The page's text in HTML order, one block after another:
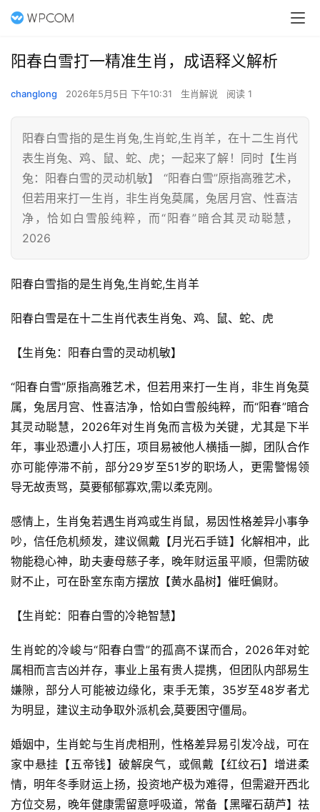
阳春白雪打一精准生肖，成语释义解析
changlong 2026年5月5日 下午10:31 生肖解说 阅读 1
阳春白雪指的是生肖兔,生肖蛇,生肖羊，在十二生肖代
表生肖兔、鸡、鼠、蛇、虎；一起来了解！同时【生肖
兔：阳春白雪的灵动机敏】 “阳春白雪”原指高雅艺术，
但若用来打一生肖，非生肖兔莫属，兔居月宫、性喜洁
净，恰如白雪般纯粹，而“阳春”暗合其灵动聪慧，
2026
阳春白雪指的是生肖兔,生肖蛇,生肖羊
阳春白雪是在十二生肖代表生肖兔、鸡、鼠、蛇、虎
【生肖兔：阳春白雪的灵动机敏】
“阳春白雪”原指高雅艺术，但若用来打一生肖，非生肖兔莫
属，兔居月宫、性喜洁净，恰如白雪般纯粹，而“阳春”暗合
其灵动聪慧，2026年对生肖兔而言极为关键，尤其是下半
年，事业恐遭小人打压，项目易被他人横插一脚，团队合作
亦可能停滞不前，部分29岁至51岁的职场人，更需警惕领
导无故责骂，莫要郁郁寡欢,需以柔克刚。
感情上，生肖兔若遇生肖鸡或生肖鼠，易因性格差异小事争
吵，信任危机频发，建议佩戴【月光石手链】化解相冲，此
物能稳心神，助夫妻母慈子孝，晚年财运虽平顺，但需防破
财不止，可在卧室东南方摆放【黄水晶树】催旺偏财。
【生肖蛇：阳春白雪的冷艳智慧】
生肖蛇的冷峻与“阳春白雪”的孤高不谋而合，2026年对蛇
属相而言吉凶并存，事业上虽有贵人提携，但团队内部易生
嫌隙，部分人可能被边缘化，束手无策，35岁至48岁者尤
为明显，建议主动争取外派机会,莫要困守僵局。
婚姻中，生肖蛇与生肖虎相刑，性格差异易引发冷战，可在
家中悬挂【五帝钱】破解戾气，或佩戴【红纹石】增进柔
情，明年冬季财运上扬，投资地产极为难得，但需避开西北
方位交易，晚年健康需留意呼吸道，常备【黑曜石葫芦】祛